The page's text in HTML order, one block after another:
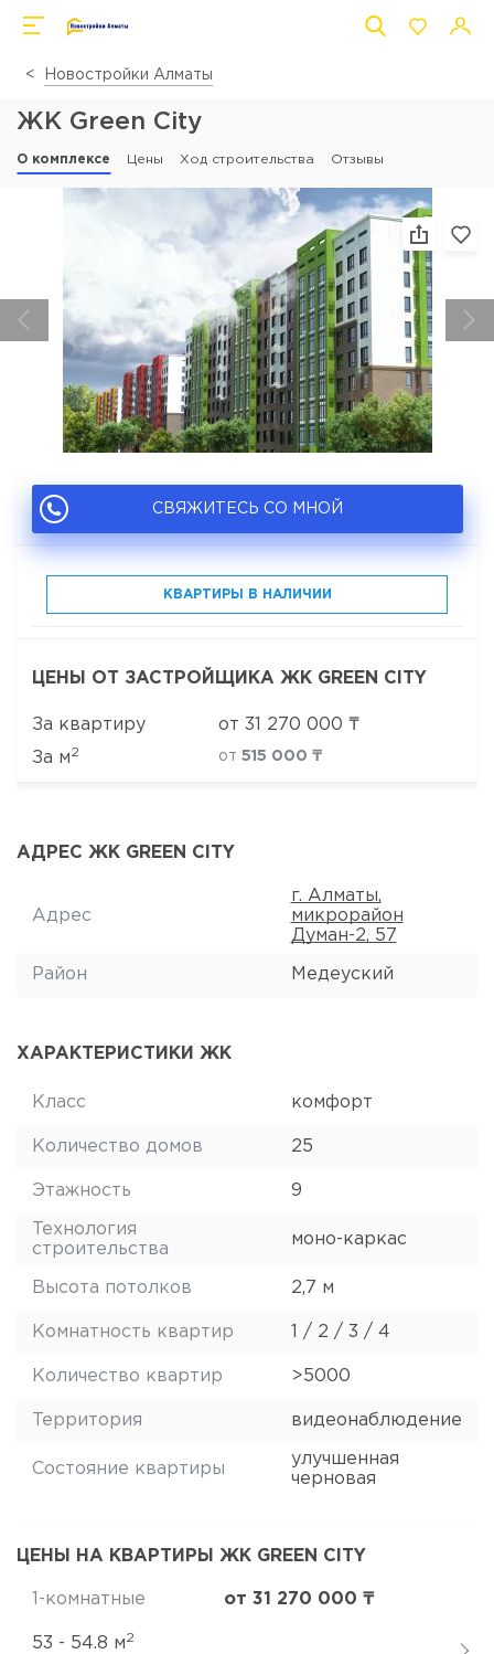
Новостройки Алматы
ЖК Green City
О комплексе Цены Ход строительства Отзывы
СВЯЖИТЕСЬ СО МНОЙ
КВАРТИРЫ В НАЛИЧИИ
ЦЕНЫ ОТ ЗАСТРОЙЩИКА ЖК GREEN CITY
За квартиру от 31 270 000 ₸
За м2 от 515 000 ₸
АДРЕС ЖК GREEN CITY
Адрес
г. Алматы,
микрорайон
Думан-2, 57
Район Медеуский
ХАРАКТЕРИСТИКИ ЖК
Класс комфорт
Количество домов 25
Этажность 9
Технология
строительства
моно-каркас
Высота потолков 2,7 м
Комнатность квартир 1 / 2 / 3 / 4
Количество квартир >5000
Территория видеонаблюдение
Состояние квартиры
улучшенная
черновая
ЦЕНЫ НА КВАРТИРЫ ЖК GREEN CITY
1-комнатные от 31 270 000 ₸
53 - 54.8 м2